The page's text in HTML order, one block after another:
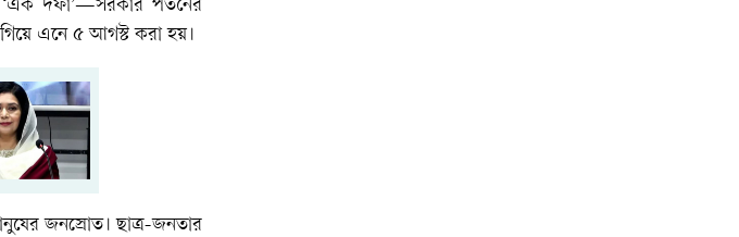
‘এক দফা’—সরকার পতনের
এনে ৫ আগস্ট করা হয়।
জনস্রোত। ছাত্র-জনতার